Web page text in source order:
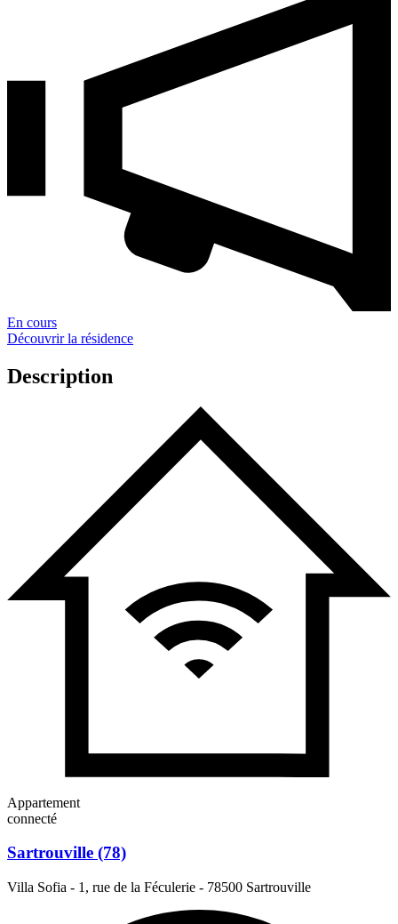
En cours
Découvrir la résidence
Description
Appartement
connecté
Sartrouville (78)
Villa Sofia - 1, rue de la Féculerie - 78500 Sartrouville